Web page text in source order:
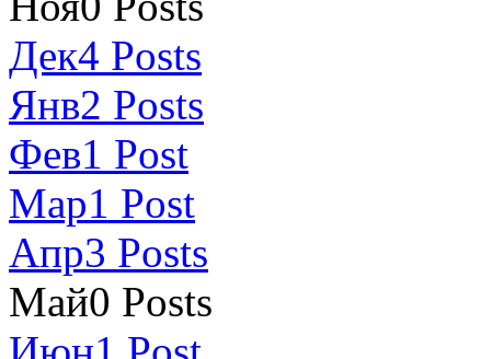
Дек4 Posts
Янв2 Posts
Фев1 Post
Мар1 Post
Апр3 Posts
Май0 Posts